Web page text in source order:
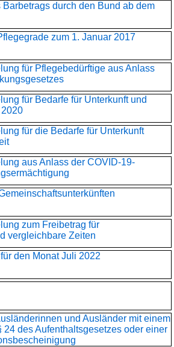
durch den Bund ab dem
zum 1. Januar 2017
für Pflegebedürftige aus Anlass
für Bedarfe für Unterkunft und
für die Bedarfe für Unterkunft
aus Anlass der COVID-19-
zum Freibetrag für
vergleichbare Zeiten
den Monat Juli 2022
und Ausländer mit einem
24 des Aufenthaltsgesetzes oder einer